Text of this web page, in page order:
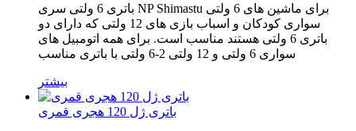
باتری 6 ولتی سری NP Shimastu برای ماشین های 6 ولتی
سواری کودکان و اسباب بازی های 12 ولتی که دارای دو
باتری 6 ولتی هستند مناسب است. برای همه اتومبیل های
سواری 6 ولتی و 12 ولتی 2-6 ولتی با باتری مناسب
بیشتر
باتری ژل 120 هجری قمری